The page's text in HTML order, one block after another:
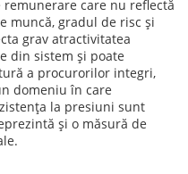
care nu reflectă
muncă, gradul de risc și
grav atractivitatea
din sistem și poate
a procurorilor integri,
domeniu în care
la presiuni sunt
și o măsură de